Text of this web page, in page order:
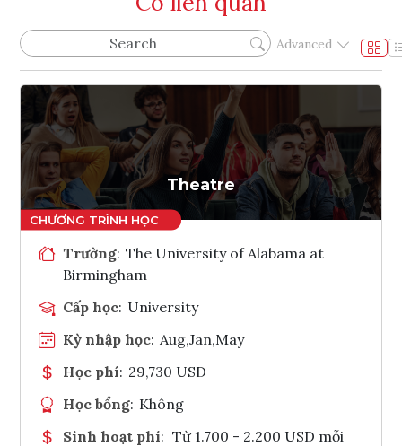
Advanced
Theatre
Trường: The University of Alabama at
Birmingham
Cấp học: University
Kỳ nhập học: Aug,Jan,May
Học phí: 29,730 USD
Học bổng: Không
Sinh hoạt phí: Từ 1.700 - 2.200 USD mỗi